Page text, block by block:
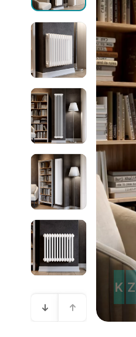
Могут быть трудности с
сообщений в WhatsApp и
воспользуйтесь
связи.
Написать в
Написать в
Написать в Max